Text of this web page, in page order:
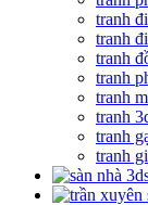
tranh
tranh
tranh
tranh
tranh
tranh
tranh
tranh